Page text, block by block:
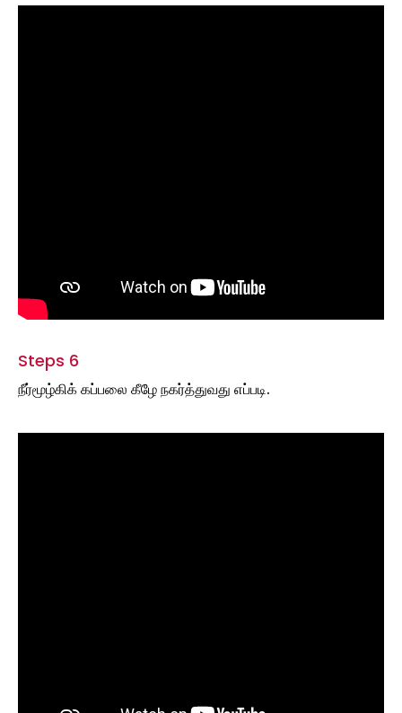
Steps 6
நீர்மூழ்கிக் கப்பலை கீழே நகர்த்துவது எப்படி.